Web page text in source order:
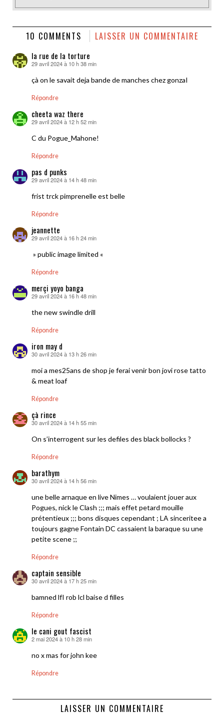
10 COMMENTS LAISSER UN COMMENTAIRE
la rue de la torture
dit :
29 avril 2024 à 10 h 38 min
çà on le savait deja bande de manches chez gonzaI
Répondre
cheeta waz there
dit :
29 avril 2024 à 12 h 52 min
C du Pogue_Mahone!
Répondre
pas d punks
dit :
29 avril 2024 à 14 h 48 min
frist trck pimprenelle est belle
Répondre
jeannette
dit :
29 avril 2024 à 16 h 24 min
» public image limited «
Répondre
merçi yoyo banga
dit :
29 avril 2024 à 16 h 48 min
the new swindle drill
Répondre
iron may d
dit :
30 avril 2024 à 13 h 26 min
moi a mes25ans de shop je ferai venir bon jovi rose tatto
& meat loaf
Répondre
çà rince
dit :
30 avril 2024 à 14 h 55 min
On s’interrogent sur les defiles des black bollocks ?
Répondre
barathym
dit :
30 avril 2024 à 14 h 56 min
une belle arnaque en live Nimes … voulaient jouer aux
Pogues, nick le Clash ;;; mais effet petard mouille
prétentieux ;;; bons disques cependant ; LA sinceritee a
toujours gagne Fontain DC cassaient la baraque su une
petite scene ;;
Répondre
captain sensible
dit :
30 avril 2024 à 17 h 25 min
bamned lfI rob lcl baise d filles
Répondre
le cani gout fascist
dit :
2 mai 2024 à 10 h 28 min
no x mas for john kee
Répondre
LAISSER UN COMMENTAIRE